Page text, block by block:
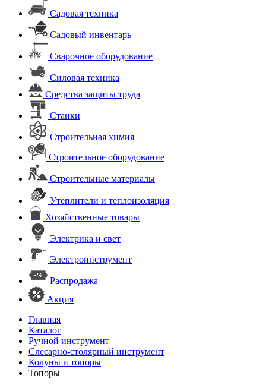
Садовая техника
Садовый инвентарь
Сварочное оборудование
Силовая техника
Средства защиты труда
Станки
Строительная химия
Строительное оборудование
Строительные материалы
Утеплители и теплоизоляция
Хозяйственные товары
Электрика и свет
Электроинструмент
Распродажа
Акция
Главная
Каталог
Ручной инструмент
Слесарно-столярный инструмент
Колуны и топоры
Топоры